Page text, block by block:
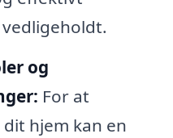
og
For at
hjem kan en